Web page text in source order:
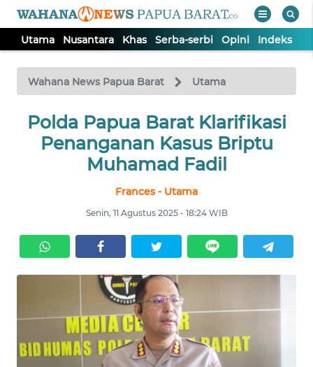
Utama Nusantara Khas Serba-serbi Opini Indeks
Wahana News Papua Barat Utama
Polda Papua Barat Klarifikasi
Penanganan Kasus Briptu
Muhamad Fadil
Frances - Utama
Senin, 11 Agustus 2025 - 18:24 WIB
TV
Tutup
UTAMA
SERBA-
SERBI
INDEKS